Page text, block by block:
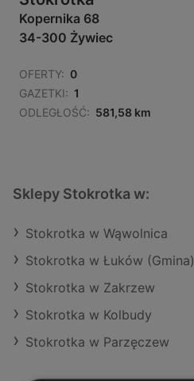
Kopernika 68
34-300 Żywiec
OFERTY: 0
GAZETKI: 1
ODLEGŁOŚĆ: 581,58 km
Sklepy Stokrotka w:
Stokrotka w Wąwolnica
Stokrotka w Łuków (Gmina)
Stokrotka w Zakrzew
Stokrotka w Kolbudy
Stokrotka w Parzęczew